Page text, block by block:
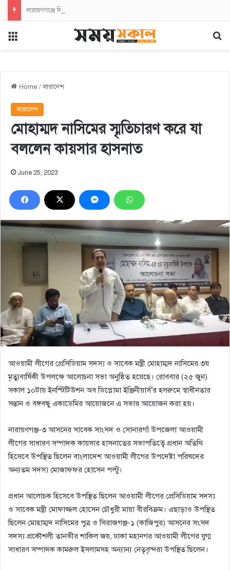
Home /সারাদেশ
সারাদেশ
মোহাম্মদ নাসিমের স্মৃতিচারণ করে যা
বললেন কায়সার হাসনাত
June 25, 2023
আওয়ামী লীগের প্রেসিডিয়াম সদস্য ও সাবেক মন্ত্রী মোহাম্মদ নাসিমের ৩য়
মৃত্যুবার্ষিকী উপলক্ষে আলোচনা সভা অনুষ্ঠিত হয়েছে। রোববার (২৫ জুন)
সকাল ১০টায় ইনস্টিটিউশন অব ডিপ্লোমা ইঞ্জিনীয়ার্স’র হলরুমে স্বাধীনতার
সন্তান ও বঙ্গবন্ধু একাডেমির আয়োজনে এ সভার আয়োজন করা হয়।
নারায়ণগঞ্জ-৩ আসনের সাবেক সাংসদ ও সোনারগাঁ উপজেলা আওয়ামী
লীগের সাধারণ সম্পাদক কায়সার হাসনাতের সভাপতিত্বে প্রধান অতিথি
হিসেবে উপস্থিত ছিলেন বাংলাদেশ আওয়ামী লীগের উপদেষ্টা পরিষদের
অন্যতম সদস্য মোজাফফর হোসেন পল্টু।
প্রধান আলোচক হিসেবে উপস্থিত ছিলেন আওয়ামী লীগের প্রেসিডিয়াম সদস্য
ও সাবেক মন্ত্রী মোফাজ্জল হোসেন চৌধুরী মায়া বীরবিক্রম। এছাড়াও উপস্থিত
ছিলেন মোহাম্মদ নাসিমের পুত্র ও সিরাজগঞ্জ-১ (কাজিপুর) আসনের সংসদ
সদস্য প্রকৌশলী তানভীর শাকিল জয়, ঢাকা মহানগর আওয়ামী লীগের যুগ্ম
সাধারণ সম্পাদক কামরুল ইসলামসহ অন্যান্য নেতৃবৃন্দরা উপস্থিত ছিলেন।